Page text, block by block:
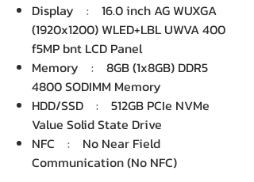
Display : 16.0 inch AG WUXGA
(1920x1200) WLED+LBL UWVA 400
f5MP bnt LCD Panel
Memory : 8GB (1x8GB) DDR5
4800 SODIMM Memory
HDD/SSD : 512GB PCIe NVMe
Value Solid State Drive
NFC : No Near Field
Communication (No NFC)